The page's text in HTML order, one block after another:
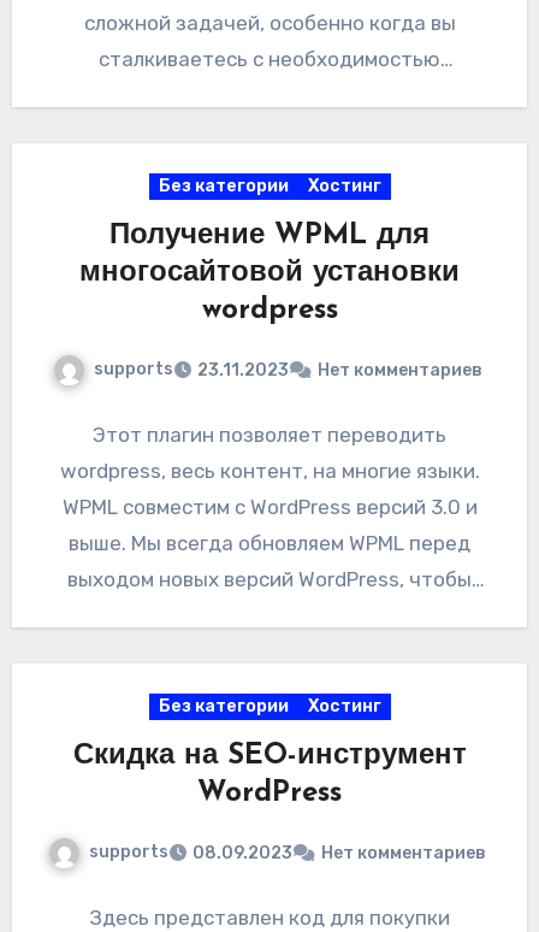
сложной задачей, особенно когда вы
сталкиваетесь с необходимостью
Без категории Хостинг
Получение WPML для
многосайтовой установки
wordpress
supports 23.11.2023 Нет комментариев
Этот плагин позволяет переводить
wordpress, весь контент, на многие языки.
WPML совместим с WordPress версий 3.0 и
выше. Мы всегда обновляем WPML перед
выходом новых версий WordPress, чтобы
Без категории Хостинг
Скидка на SEO-инструмент
WordPress
supports 08.09.2023 Нет комментариев
Здесь представлен код для покупки